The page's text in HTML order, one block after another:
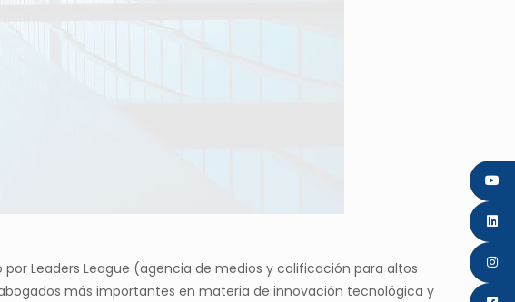
Leaders League (agencia de medios y calificación para altos
más importantes en materia de innovación tecnológica y